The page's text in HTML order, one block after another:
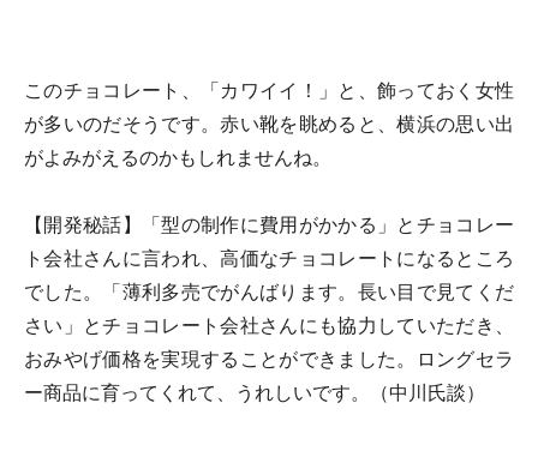
このチョコレート、「カワイイ！」と、飾っておく女性
が多いのだそうです。赤い靴を眺めると、横浜の思い出
がよみがえるのかもしれませんね。
【開発秘話】「型の制作に費用がかかる」とチョコレー
ト会社さんに言われ、高価なチョコレートになるところ
でした。「薄利多売でがんばります。長い目で見てくだ
さい」とチョコレート会社さんにも協力していただき、
おみやげ価格を実現することができました。ロングセラ
ー商品に育ってくれて、うれしいです。（中川氏談）